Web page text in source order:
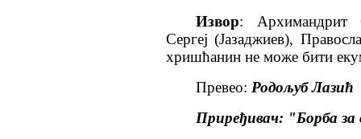
Извор: Архимандрит
Сергеј (Јазаджиев),
хришћанин не може бити
Превео: Родољуб Лазић
Приређивач: "Борба за